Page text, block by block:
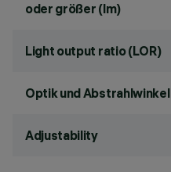
oder größer (lm)
Light output ratio (LOR)
Optik und Abstrahlwinkel
Adjustability